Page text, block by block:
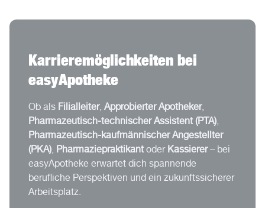
Karrieremöglichkeiten bei
easyApotheke
Ob als Filialleiter, Approbierter Apotheker,
Pharmazeutisch-technischer Assistent (PTA),
Pharmazeutisch-kaufmännischer Angestellter
(PKA), Pharmaziepraktikant oder Kassierer– bei
easyApotheke erwartet dich spannende
berufliche Perspektiven und ein zukunftssicherer
Arbeitsplatz.